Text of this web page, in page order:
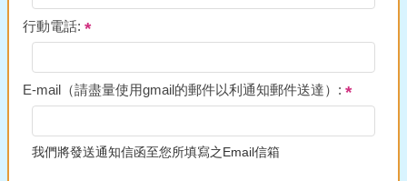
行動電話:
E-mail（請盡量使用gmail的郵件以利通知郵件送達）:
我們將發送通知信函至您所填寫之Email信箱